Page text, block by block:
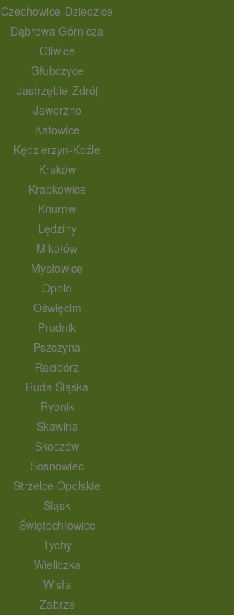
Czechowice-Dziedzice
Dąbrowa Górnicza
Gliwice
Głubczyce
Jastrzębie-Zdrój
Jaworzno
Katowice
Kędzierzyn-Koźle
Kraków
Krapkowice
Knurów
Lędziny
Mikołów
Mysłowice
Opole
Oświęcim
Prudnik
Pszczyna
Racibórz
Ruda Śląska
Rybnik
Skawina
Skoczów
Sosnowiec
Strzelce Opolskie
Śląsk
Świętochłowice
Tychy
Wieliczka
Wisła
Zabrze